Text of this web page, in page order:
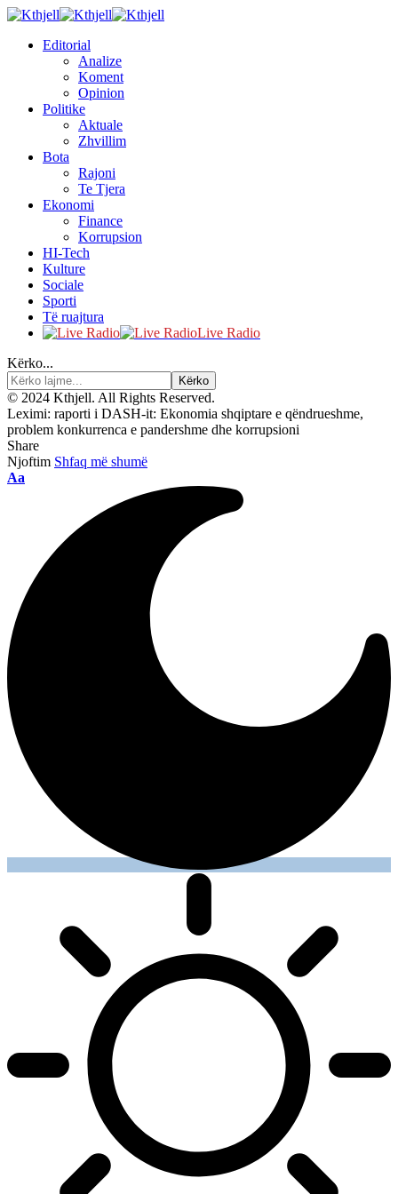
Editorial
Analize
Koment
Opinion
Politike
Aktuale
Zhvillim
Bota
Rajoni
Te Tjera
Ekonomi
Finance
Korrupsion
HI-Tech
Kulture
Sociale
Sporti
Të ruajtura
Live Radio
Kërko...
© 2024 Kthjell. All Rights Reserved.
Leximi: raporti i DASH-it: Ekonomia shqiptare e qëndrueshme,
problem konkurrenca e pandershme dhe korrupsioni
Share
Njoftim Shfaq më shumë
Ndryshimi
shkronjave
Aa